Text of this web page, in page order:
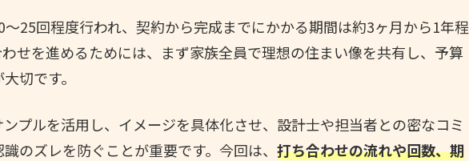
25回程度行われ、契約から完成までにかかる期間は約3ヶ月から1年程
せを進めるためには、まず家族全員で理想の住まい像を共有し、予算
切です。
プルを活用し、イメージを具体化させ、設計士や担当者との密なコミ
のズレを防ぐことが重要です。今回は、 打ち合わせの流れや回数、期